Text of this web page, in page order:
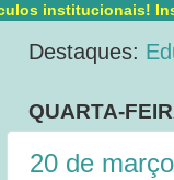
institucionais!
Destaques:
QUARTA-
20 de